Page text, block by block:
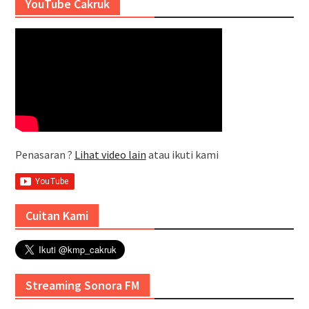
YouTube Cakruk
Penasaran ? Lihat video lain atau ikuti kami
Cuitan Kami
Streaming Sonora FM